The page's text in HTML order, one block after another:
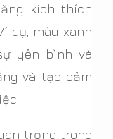
kích thích
dụ, màu xanh
yên bình và
và tạo cảm
trọng trong